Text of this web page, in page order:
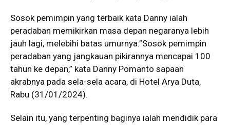
Sosok pemimpin yang terbaik kata Danny ialah
peradaban memikirkan masa depan negaranya lebih
jauh lagi, melebihi batas umurnya.”Sosok pemimpin
peradaban yang jangkauan pikirannya mencapai 100
tahun ke depan,” kata Danny Pomanto sapaan
akrabnya pada sela-sela acara, di Hotel Arya Duta,
Rabu (31/01/2024).
Selain itu, yang terpenting baginya ialah mendidik para